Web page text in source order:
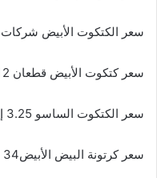
سعر الكتكوت الأبيض شركات 4.5 إلى 7.5جنيه.
سعر كتكوت الأبيض قطعان 2 إلى 2.20 جنيه.
سعر الكتكوت الساسو 3.25 إلى 3.5 جنيه.
سعر كرتونة البيض الأبيض34 إلى 35 جنيها.